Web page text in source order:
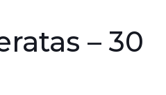
– 30